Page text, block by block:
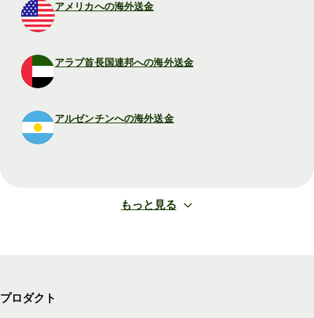
アメリカへの海外送金
アラブ首長国連邦への海外送金
アルゼンチンへの海外送金
もっと見る
プロダクト